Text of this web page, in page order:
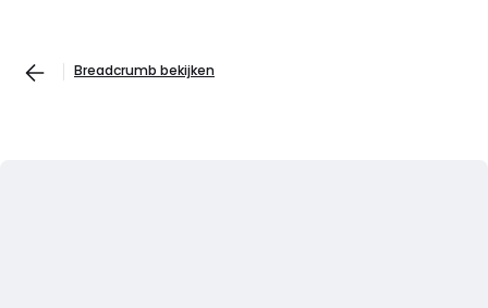
Breadcrumb bekijken